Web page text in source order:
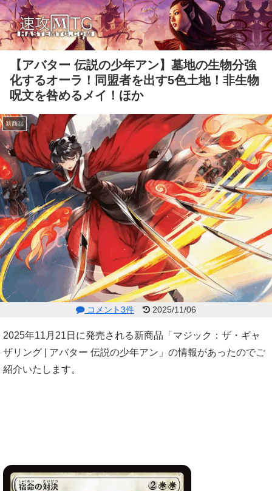
【アバター 伝説の少年アン】墓地の生物分強
化するオーラ！同盟者を出す5色土地！非生物
呪文を咎めるメイ！ほか
新商品
コメント3件 2025/11/06
2025年11月21日に発売される新商品「マジック：ザ・ギャ
ザリング | アバター 伝説の少年アン」の情報があったのでご
紹介いたします。